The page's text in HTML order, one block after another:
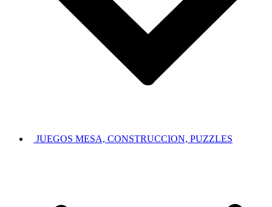
JUEGOS MESA, CONSTRUCCION, PUZZLES